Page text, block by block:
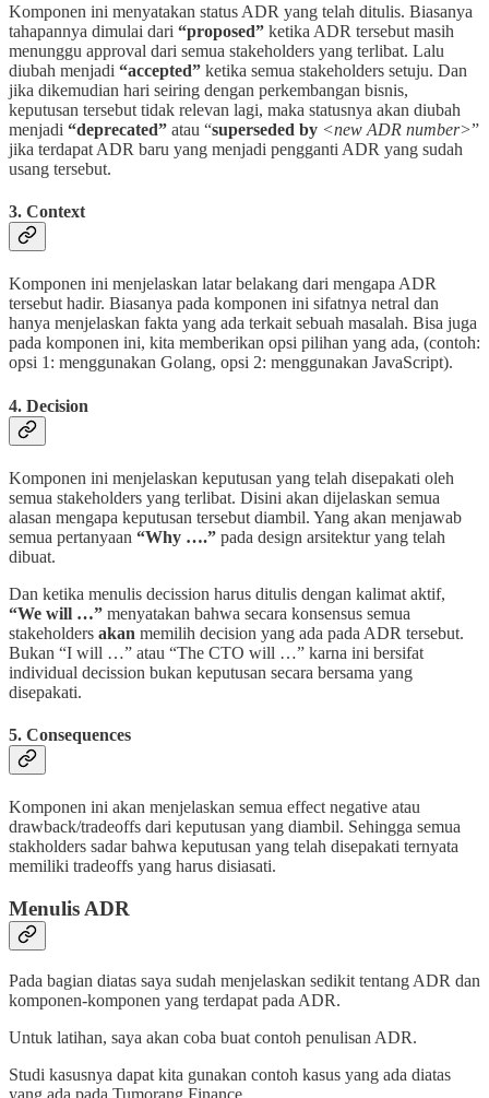
Komponen ini menyatakan status ADR yang telah ditulis. Biasanya
tahapannya dimulai dari “proposed” ketika ADR tersebut masih
menunggu approval dari semua stakeholders yang terlibat. Lalu
diubah menjadi “accepted” ketika semua stakeholders setuju. Dan
jika dikemudian hari seiring dengan perkembangan bisnis,
keputusan tersebut tidak relevan lagi, maka statusnya akan diubah
menjadi “deprecated” atau “superseded by <new ADR number>”
jika terdapat ADR baru yang menjadi pengganti ADR yang sudah
usang tersebut.
3. Context
Komponen ini menjelaskan latar belakang dari mengapa ADR
tersebut hadir. Biasanya pada komponen ini sifatnya netral dan
hanya menjelaskan fakta yang ada terkait sebuah masalah. Bisa juga
pada komponen ini, kita memberikan opsi pilihan yang ada, (contoh:
opsi 1: menggunakan Golang, opsi 2: menggunakan JavaScript).
4. Decision
Komponen ini menjelaskan keputusan yang telah disepakati oleh
semua stakeholders yang terlibat. Disini akan dijelaskan semua
alasan mengapa keputusan tersebut diambil. Yang akan menjawab
semua pertanyaan “Why ….” pada design arsitektur yang telah
dibuat.
Dan ketika menulis decission harus ditulis dengan kalimat aktif,
“We will …” menyatakan bahwa secara konsensus semua
stakeholders akan memilih decision yang ada pada ADR tersebut.
Bukan “I will …” atau “The CTO will …” karna ini bersifat
individual decission bukan keputusan secara bersama yang
disepakati.
5. Consequences
Komponen ini akan menjelaskan semua effect negative atau
drawback/tradeoffs dari keputusan yang diambil. Sehingga semua
stakholders sadar bahwa keputusan yang telah disepakati ternyata
memiliki tradeoffs yang harus disiasati.
Menulis ADR
Pada bagian diatas saya sudah menjelaskan sedikit tentang ADR dan
komponen-komponen yang terdapat pada ADR.
Untuk latihan, saya akan coba buat contoh penulisan ADR.
Studi kasusnya dapat kita gunakan contoh kasus yang ada diatas
yang ada pada Tumorang Finance.